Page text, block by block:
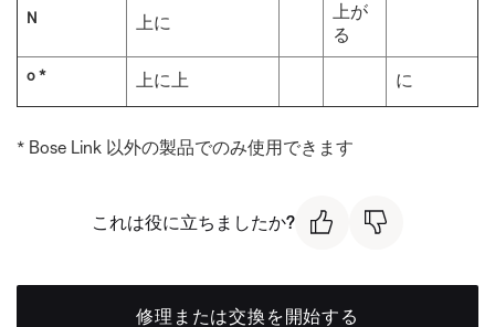
N 上に
上が
る
o * 上に上 に
* Bose Link 以外の製品でのみ使用できます
これは役に立ちましたか?
修理または交換を開始する